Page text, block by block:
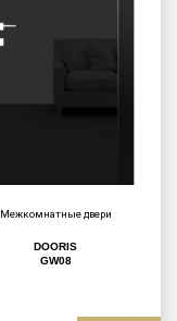
Межкомнатные двери
DOORIS
GW08